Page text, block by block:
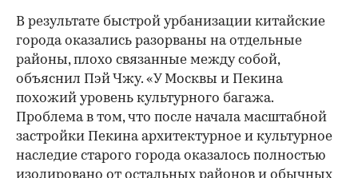
В результате быстрой урбанизации китайские
города оказались разорваны на отдельные
районы, плохо связанные между собой,
объяснил Пэй Чжу. «У Москвы и Пекина
похожий уровень культурного багажа.
Проблема в том, что после начала масштабной
застройки Пекина архитектурное и культурное
наследие старого города оказалось полностью